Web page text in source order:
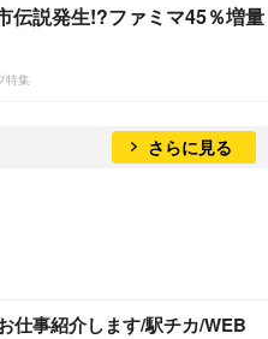
伝説発生!?ファミマ45％増量
特集
さらに見る
仕事紹介します/駅チカ/WEB